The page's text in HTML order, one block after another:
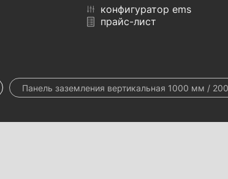
конфигуратор ems
прайс-лист
Панель заземления вертикальная 1000 мм /